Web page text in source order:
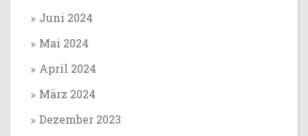
Juni 2024
Mai 2024
April 2024
März 2024
Dezember 2023